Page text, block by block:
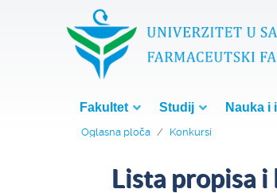
Fakultet Studij Nauka i
Oglasna ploča Konkursi
Lista propisa